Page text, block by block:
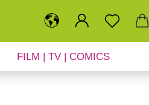
FILM | TV | COMICS